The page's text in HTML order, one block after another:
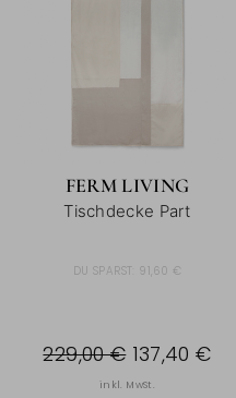
FERM LIVING
Tischdecke Part
DU SPARST: 91,60 €
229,00 € 137,40 €
inkl. MwSt.